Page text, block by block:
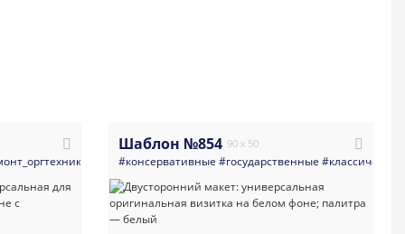
#многоцелевые#светлые#ремонт_телефонов
Шаблон №854 90 x 50
#консервативные #государственные #классические